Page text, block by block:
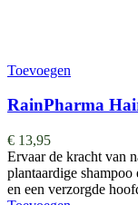
Toevoegen
RainPharma
€ 13,95
Ervaar de kracht van
plantaardige
en een verzorgde